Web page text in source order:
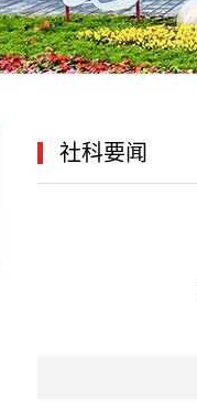
社科要闻